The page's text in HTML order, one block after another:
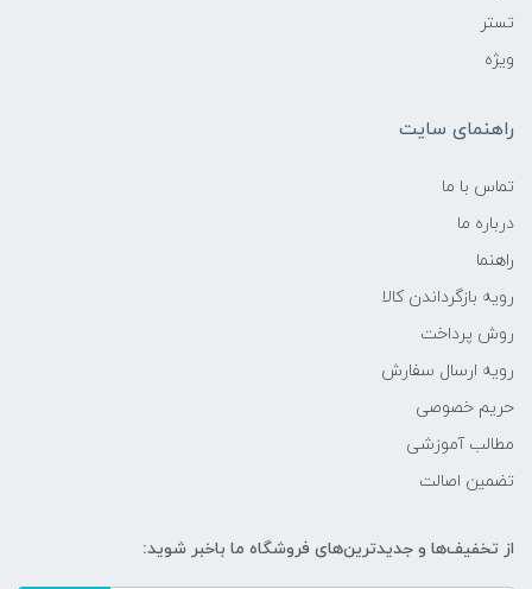
تستر
ویژه
راهنمای سایت
تماس با ما
درباره ما
راهنما
رویه‌ بازگرداندن کالا
روش پرداخت
رویه ارسال سفارش
حریم خصوصی
مطالب آموزشی
تضمین اصالت
از تخفیف‌ها و جدیدترین‌های فروشگاه ما باخبر شوید: